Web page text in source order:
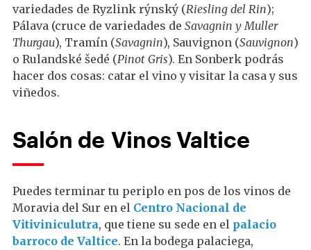
variedades de Ryzlink rýnský (Riesling del Rin);
Pálava (cruce de variedades de Savagnin y Muller
Thurgau), Tramín (Savagnin), Sauvignon (Sauvignon)
o Rulandské šedé (Pinot Gris). En Sonberk podrás
hacer dos cosas: catar el vino y visitar la casa y sus
viñedos.
Salón de Vinos Valtice
Puedes terminar tu periplo en pos de los vinos de
Moravia del Sur en el Centro Nacional de
Vitiviniculutra, que tiene su sede en el palacio
barroco de Valtice. En la bodega palaciega,